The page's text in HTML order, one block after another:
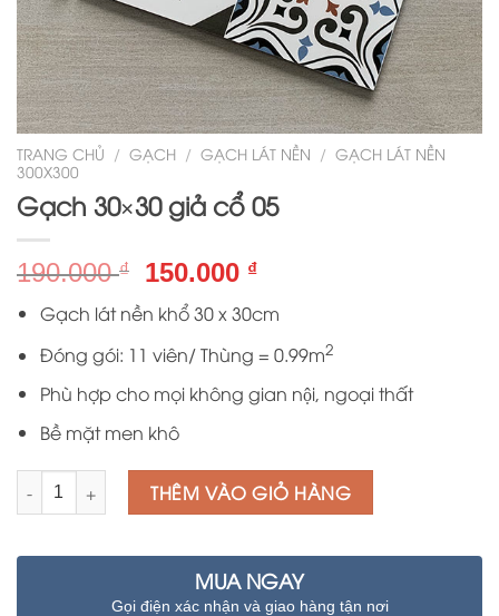
TRANG CHỦ / GẠCH / GẠCH LÁT NỀN / GẠCH LÁT NỀN
300X300
Gạch 30×30 giả cổ 05
190.000₫
Giá
gốc
là:
190.000 ₫.
150.000 ₫Giá
tại
là:
Gạch lát nền khổ 30 x 30cm
Đóng gói: 11 viên/ Thùng = 0.99m2
Phù hợp cho mọi không gian nội, ngoại thất
Bề mặt men khô
Số lượng THÊM VÀO GIỎ HÀNG
MUA NGAY
Gọi điện xác nhận và giao hàng tận nơi